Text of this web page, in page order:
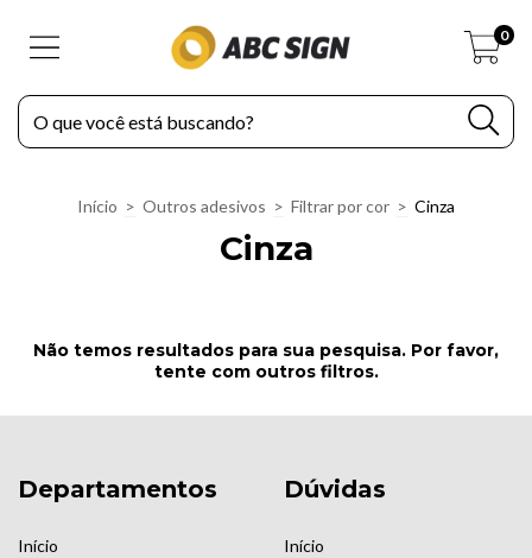
0
Início > Outros adesivos > Filtrar por cor > Cinza
Cinza
Não temos resultados para sua pesquisa. Por favor,
tente com outros filtros.
Departamentos
Início
Dúvidas
Início